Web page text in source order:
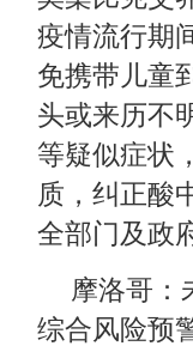
疫情流行期
免携带儿童
头或来历不
等疑似症状
质，纠正酸
全部门及政
摩洛哥：
综合风险预